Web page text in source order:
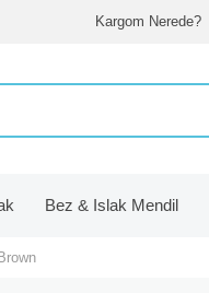
Kargom Nerede?
Bez & Islak Mendil